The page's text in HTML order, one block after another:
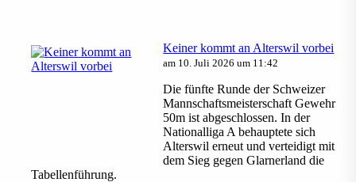
Keiner kommt an Alterswil vorbei
am 10. Juli 2026 um 11:42
Die fünfte Runde der Schweizer
Mannschaftsmeisterschaft Gewehr
50m ist abgeschlossen. In der
Nationalliga A behauptete sich
Alterswil erneut und verteidigt mit
dem Sieg gegen Glarnerland die
Tabellenführung.